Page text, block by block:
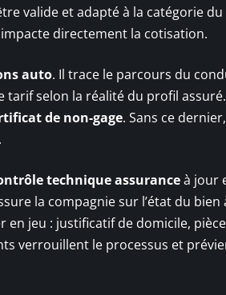
valide et adapté à la catégorie du
directement la cotisation.
auto. Il trace le parcours du
selon la réalité du profil
de non-gage. Sans ce
technique assuranceà jour
la compagnie sur l’état du bien
en jeu : justificatif de domicile,
verrouillent le processus et